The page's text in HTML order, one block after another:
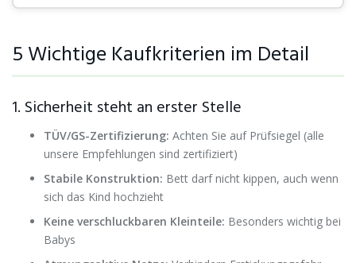
5 Wichtige Kaufkriterien im Detail
1. Sicherheit steht an erster Stelle
TÜV/GS-Zertifizierung: Achten Sie auf Prüfsiegel (alle
unsere Empfehlungen sind zertifiziert)
Stabile Konstruktion: Bett darf nicht kippen, auch wenn
sich das Kind hochzieht
Keine verschluckbaren Kleinteile: Besonders wichtig bei
Babys